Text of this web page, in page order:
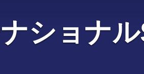
ショナ